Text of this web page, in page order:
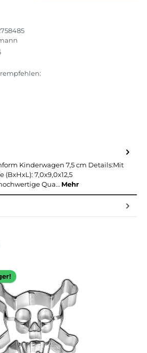
Kinderwagen 7,5 cm Details:Mit
7,0x9,0x12,5
Qua… Mehr